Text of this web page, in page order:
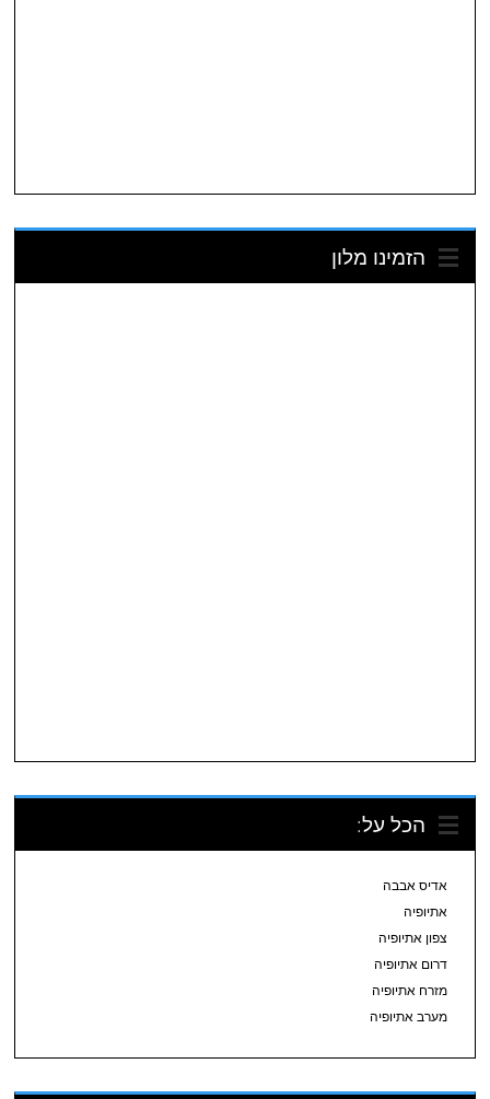
הזמינו מלון
הכל על:
אדיס אבבה
אתיופיה
צפון אתיופיה
דרום אתיופיה
מזרח אתיופיה
מערב אתיופיה